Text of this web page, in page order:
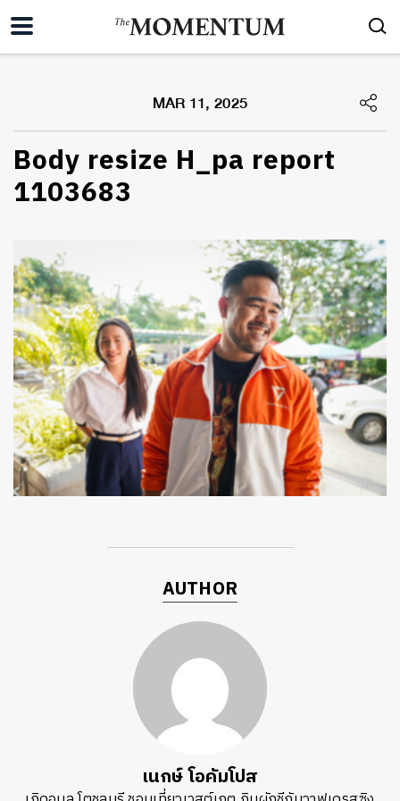
MAR 11, 2025
Body resize H_pa report
1103683
AUTHOR
เนกษ์ โอคัมโปส
TWEET LINE